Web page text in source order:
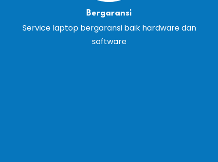
Bergaransi
Service laptop bergaransi baik hardware dan
software